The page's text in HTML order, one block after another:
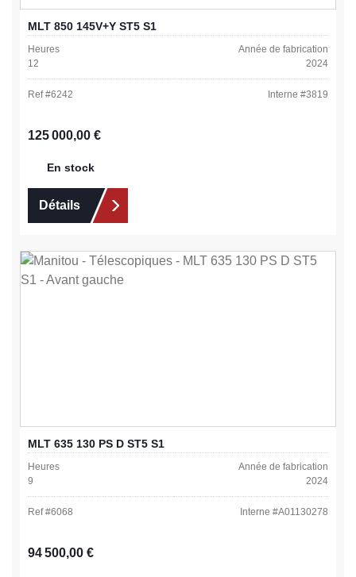
MLT 850 145V+Y ST5 S1
Heures
12
Année de fabrication
2024
Ref #6242 Interne #3819
Prix régulier :
125 000,00 €
En stock
Détails
MLT 635 130 PS D ST5 S1
Heures
9
Année de fabrication
2024
Ref #6068 Interne #A01130278
Prix régulier :
94 500,00 €